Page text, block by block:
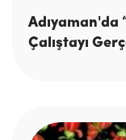
Adıyaman'da
Çalıştayı